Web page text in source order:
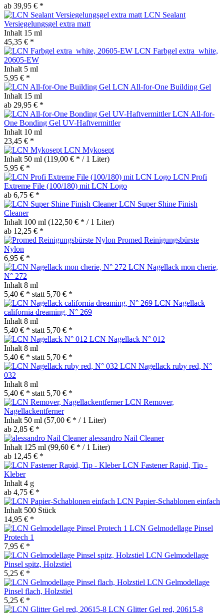
ab 39,95 € *
LCN Sealant
Versiegelungsgel extra matt
Inhalt 15 ml
45,35 € *
LCN Farbgel extra_white,
20605-EW
Inhalt 5 ml
5,95 € *
LCN All-for-One Building Gel
Inhalt 15 ml
ab 29,95 € *
LCN All-for-
One Bonding Gel UV-Haftvermittler
Inhalt 10 ml
23,45 € *
LCN Mykosept
Inhalt 50 ml (119,00 € * / 1 Liter)
5,95 € *
LCN Profi
Extreme File (100/180) mit LCN Logo
ab 6,75 € *
LCN Super Shine Finish
Cleaner
Inhalt 100 ml (122,50 € * / 1 Liter)
ab 12,25 € *
Promed Reinigungsbürste
Nylon
6,95 € *
LCN Nagellack mon cherie,
N° 272
Inhalt 8 ml
5,40 € * statt 5,70 € *
LCN Nagellack
california dreaming, N° 269
Inhalt 8 ml
5,40 € * statt 5,70 € *
LCN Nagellack N° 012
Inhalt 8 ml
5,40 € * statt 5,70 € *
LCN Nagellack ruby red, N°
032
Inhalt 8 ml
5,40 € * statt 5,70 € *
LCN Remover,
Nagellackentferner
Inhalt 50 ml (57,00 € * / 1 Liter)
ab 2,85 € *
alessandro Nail Cleaner
Inhalt 125 ml (99,60 € * / 1 Liter)
ab 12,45 € *
LCN Fastener Rapid, Tip -
Kleber
Inhalt 4 g
ab 4,75 € *
LCN Papier-Schablonen einfach
Inhalt 500 Stück
14,95 € *
LCN Gelmodellage Pinsel
Protech 1
7,95 € *
LCN Gelmodellage
Pinsel spitz, Holzstiel
5,25 € *
LCN Gelmodellage
Pinsel flach, Holzstiel
5,25 € *
LCN Glitter Gel red, 20615-8